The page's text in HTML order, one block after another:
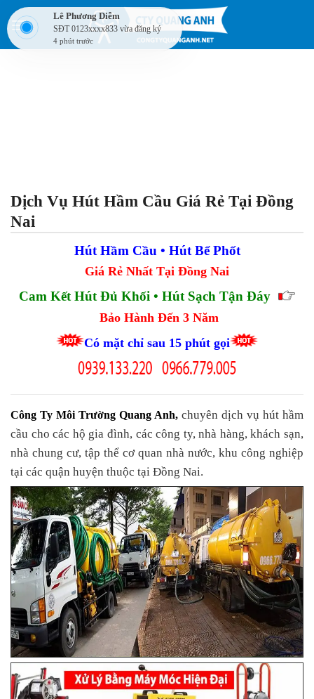
Skip
to
content
Lê Phương Diễm
SĐT 0123xxxx833 vừa đăng ký
4 phút trước
Dịch Vụ Hút Hầm Cầu Giá Rẻ Tại Đồng
Nai
Hút Hầm Cầu • Hút Bể Phốt
Giá Rẻ Nhất Tại Đồng Nai
Cam Kết Hút Đủ Khối • Hút Sạch Tận Đáy
Bảo Hành Đến 3 Năm
Có mặt chỉ sau 15 phút gọi
Công Ty Môi Trường Quang Anh, chuyên dịch vụ hút hầm
cầu cho các hộ gia đình, các công ty, nhà hàng, khách sạn,
nhà chung cư, tập thể cơ quan nhà nước, khu công nghiệp
tại các quận huyện thuộc tại Đồng Nai.